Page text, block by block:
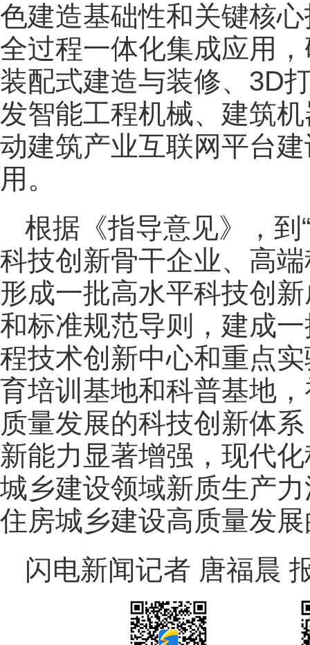
色建造基础性和关键核
全过程一体化集成应用
装配式建造与装修、3D
发智能工程机械、建筑
动建筑产业互联网平台
用。
根据《指导意见》，到
科技创新骨干企业、高
形成一批高水平科技创
和标准规范导则，建成
程技术创新中心和重点
育培训 基地和科普基地
质量发展的科技创新体
新能力显著增强，现代
城乡建设领域新质生产
住房城乡建设高质量发
闪电新闻记者 唐福晨